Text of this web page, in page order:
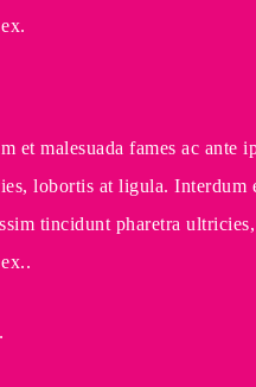
malesuada fames ac
lobortis at ligula.
tincidunt pharetra